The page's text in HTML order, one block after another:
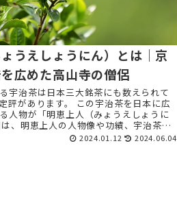
うえしょうにん）とは｜京
広めた高山寺の僧侶
宇治茶は日本三大銘茶にも数えられて
評があります。 この宇治茶を日本に広
人物が「明恵上人（みょうえしょうに
、明恵上人の人物像や功績、宇治茶の
2024.01.12 2024.06.04